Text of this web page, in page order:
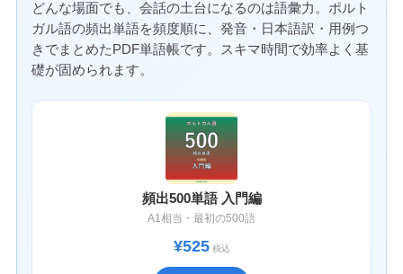
どんな場面でも、会話の土台になるのは語彙力。ポルト
ガル語の頻出単語を頻度順に、発音・日本語訳・用例つ
きでまとめたPDF単語帳です。スキマ時間で効率よく基
礎が固められます。
頻出500単語 入門編
A1相当・最初の500語
¥525税込